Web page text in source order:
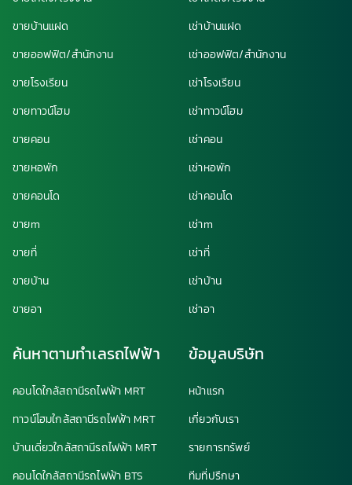
ขายบ้านแฝด
ขายออฟฟิต/สำนักงาน
ขายโรงเรียน
ขายทาวน์โฮม
ขายคอน
ขายหอพัก
ขายคอนโด
ขายm
ขายที่
ขายบ้าน
ขายอา
เช่าบ้านแฝด
เช่าออฟฟิต/สำนักงาน
เช่าโรงเรียน
เช่าทาวน์โฮม
เช่าคอน
เช่าหอพัก
เช่าคอนโด
เช่าm
เช่าที่
เช่าบ้าน
เช่าอา
ค้นหาตามทำเลรถไฟฟ้า
คอนโดใกล้สถานีรถไฟฟ้า MRT
ทาวน์โฮมใกล้สถานีรถไฟฟ้า MRT
บ้านเดี่ยวใกล้สถานีรถไฟฟ้า MRT
คอนโดใกล้สถานีรถไฟฟ้า BTS
ข้อมูลบริษัท
หน้าแรก
เกี่ยวกับเรา
รายการทรัพย์
ทีมที่ปรึกษา